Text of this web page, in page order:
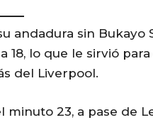
andadura sin Bukayo
18, lo que le sirvió
del Liverpool.
minuto 23, a pase de